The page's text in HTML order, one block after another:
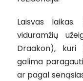
Laisvas laikas.
viduramžių
Draakon), kuri
galima
ar pagal